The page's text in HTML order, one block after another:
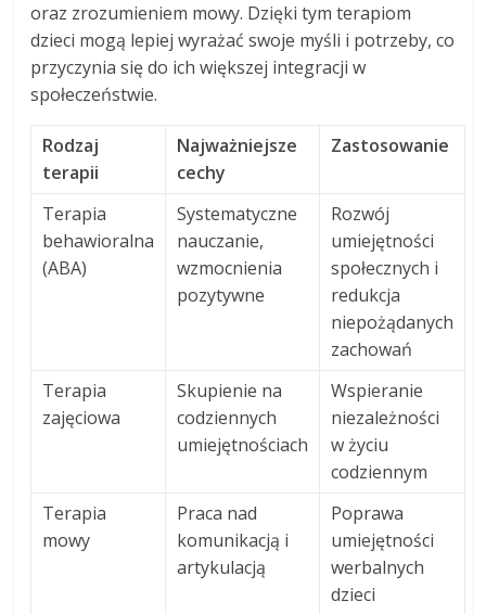
oraz zrozumieniem mowy. Dzięki tym terapiom
dzieci mogą lepiej wyrażać swoje myśli i potrzeby, co
przyczynia się do ich większej integracji w
społeczeństwie.
Rodzaj
terapii
Najważniejsze
cechy
Zastosowanie
Terapia
behawioralna
(ABA)
Systematyczne
nauczanie,
wzmocnienia
pozytywne
Rozwój
umiejętności
społecznych i
redukcja
niepożądanych
zachowań
Terapia
zajęciowa
Skupienie na
codziennych
umiejętnościach
Wspieranie
niezależności
w życiu
codziennym
Terapia
mowy
Praca nad
komunikacją i
artykulacją
Poprawa
umiejętności
werbalnych
dzieci